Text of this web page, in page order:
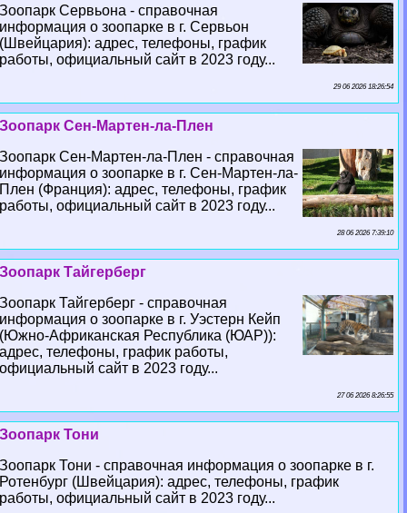
Зоопарк Сервьона - справочная
информация о зоопарке в г. Сервьон
(Швейцария): адрес, телефоны, график
работы, официальный сайт в 2023 году...
29 06 2026 18:26:54
Зоопарк Сен-Мартен-ла-Плен
Зоопарк Сен-Мартен-ла-Плен - справочная
информация о зоопарке в г. Сен-Мартен-ла-
Плен (Франция): адрес, телефоны, график
работы, официальный сайт в 2023 году...
28 06 2026 7:39:10
Зоопарк Тайгерберг
Зоопарк Тайгерберг - справочная
информация о зоопарке в г. Уэстерн Кейп
(Южно-Африканская Республика (ЮАР)):
адрес, телефоны, график работы,
официальный сайт в 2023 году...
27 06 2026 8:26:55
Зоопарк Тони
Зоопарк Тони - справочная информация о зоопарке в г.
Ротенбург (Швейцария): адрес, телефоны, график
работы, официальный сайт в 2023 году...